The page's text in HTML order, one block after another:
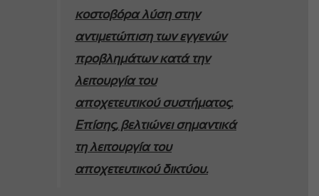
κοστοβόρα λύση στην
αντιμετώπιση των εγγενών
προβλημάτων κατά την
λειτουργία του
αποχετευτικού συστήματος.
Επίσης, βελτιώνει σημαντικά
τη λειτουργία του
αποχετευτικού δικτύου.